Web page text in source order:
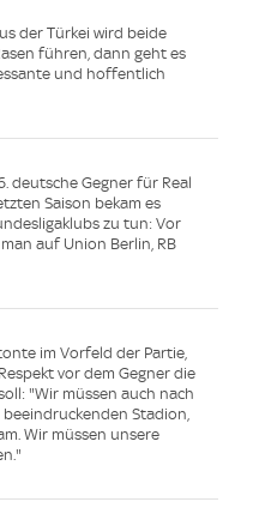
der Türkei wird beide
führen, dann geht es
und hoffentlich
deutsche Gegner für Real
Saison bekam es
zu tun: Vor
auf Union Berlin, RB
im Vorfeld der Partie,
vor dem Gegner die
"Wir müssen auch nach
Stadion,
Wir müssen unsere